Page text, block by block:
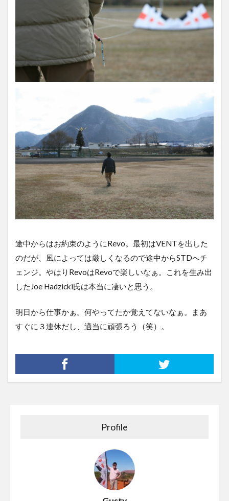
途中からはお約束のようにRevo。最初はVENTを出した
のだが、風によっては厳しくなるので途中からSTDへチ
ェンジ。やはりRevoはRevoで楽しいなぁ。これを生み出
したJoe Hadzicki氏は本当に凄いと思う。
明日から仕事かぁ。何やってたか覚えてないなぁ。まあ
すぐに３連休だし、適当に頑張ろう（笑）。
Profile